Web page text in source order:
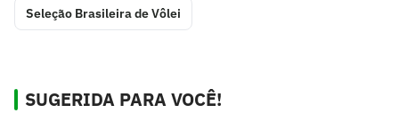
Seleção Brasileira de Vôlei
SUGERIDA PARA VOCÊ!